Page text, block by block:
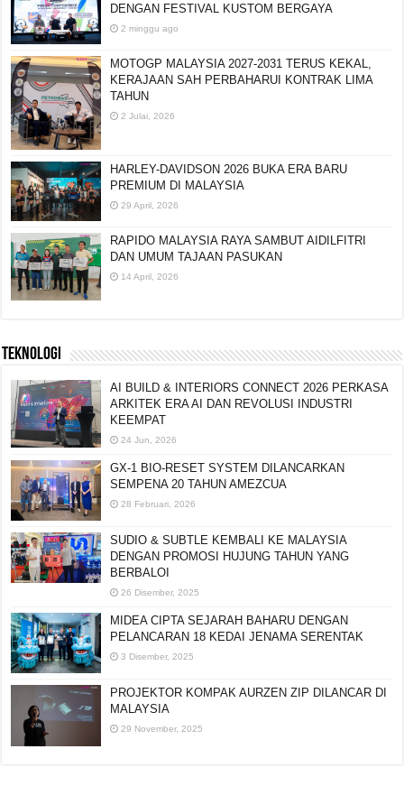
DENGAN FESTIVAL KUSTOM BERGAYA
2 minggu ago
MOTOGP MALAYSIA 2027-2031 TERUS KEKAL,
KERAJAAN SAH PERBAHARUI KONTRAK LIMA
TAHUN
2 Julai, 2026
HARLEY-DAVIDSON 2026 BUKA ERA BARU
PREMIUM DI MALAYSIA
29 April, 2026
RAPIDO MALAYSIA RAYA SAMBUT AIDILFITRI
DAN UMUM TAJAAN PASUKAN
14 April, 2026
TEKNOLOGI
AI BUILD & INTERIORS CONNECT 2026 PERKASA
ARKITEK ERA AI DAN REVOLUSI INDUSTRI
KEEMPAT
24 Jun, 2026
GX-1 BIO-RESET SYSTEM DILANCARKAN
SEMPENA 20 TAHUN AMEZCUA
28 Februari, 2026
SUDIO & SUBTLE KEMBALI KE MALAYSIA
DENGAN PROMOSI HUJUNG TAHUN YANG
BERBALOI
26 Disember, 2025
MIDEA CIPTA SEJARAH BAHARU DENGAN
PELANCARAN 18 KEDAI JENAMA SERENTAK
3 Disember, 2025
PROJEKTOR KOMPAK AURZEN ZIP DILANCAR DI
MALAYSIA
29 November, 2025